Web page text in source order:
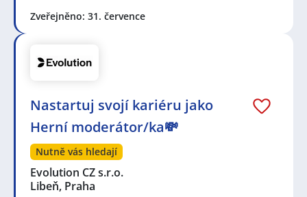
Zveřejněno: 31. července
Nastartuj svojí kariéru jako
Herní moderátor/ka💸
Nutně vás hledají
Evolution CZ s.r.o.
Libeň, Praha